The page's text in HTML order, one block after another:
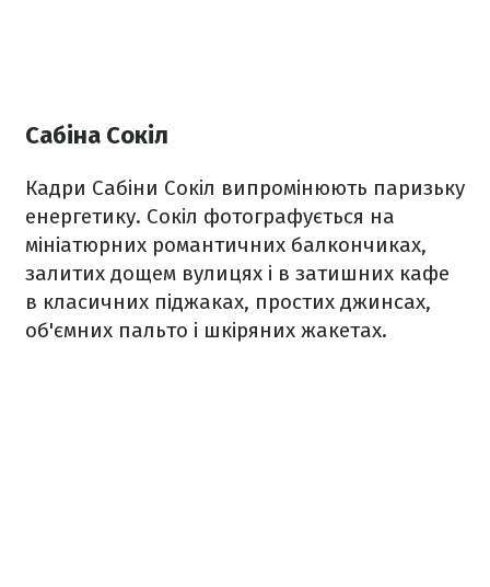
Сабіна Сокіл
Кадри Сабіни Сокіл випромінюють паризьку
енергетику. Сокіл фотографується на
мініатюрних романтичних балкончиках,
залитих дощем вулицях і в затишних кафе
в класичних піджаках, простих джинсах,
об'ємних пальто і шкіряних жакетах.